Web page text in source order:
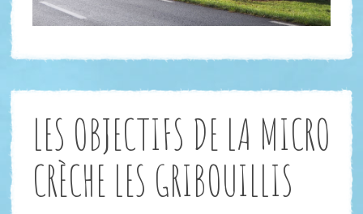
LES OBJECTIFS DE LA MICRO
CRÈCHE LES GRIBOUILLIS